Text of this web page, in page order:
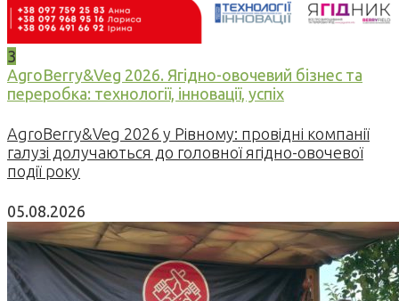
3
AgroBerry&Veg 2026. Ягідно-овочевий бізнес та
переробка: технології, інновації, успіх
AgroBerry&Veg 2026 у Рівному: провідні компанії
галузі долучаються до головної ягідно-овочевої
події року
05.08.2026